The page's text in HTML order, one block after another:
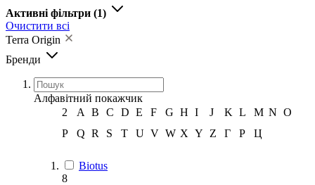
Активні фільтри (1)
Очистити всі
Terra Origin
Бренди
Алфавітний покажчик
2
A B C D E F G H I J K L M N O
P
Q R S T U V W X Y Z Г Р Ц
Biotus
8